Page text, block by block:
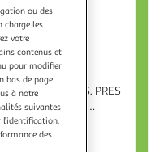
ET TOXIQUES. PRES
DECRITES,
ou des
charge les
votre
contenus et
pour modifier
bas de page.
à notre
suivantes
des